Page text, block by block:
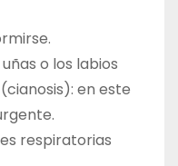
o los labios
en este
respiratorias